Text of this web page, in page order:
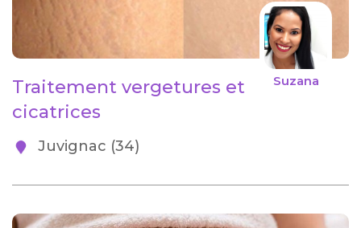
Suzana
Traitement vergetures et
cicatrices
Juvignac (34)